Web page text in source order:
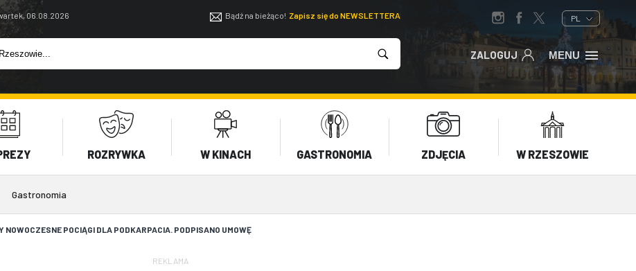
06.08.2026 Bądź na bieżąco! Zapisz się do NEWSLETTERA PL
ZALOGUJ MENU
ROZRYWKA W KINACH GASTRONOMIA ZDJĘCIA W RZESZOWIE
Gastronomia
NOWOCZESNE POCIĄGI DLA PODKARPACIA. PODPISANO UMOWĘ
REKLAMA